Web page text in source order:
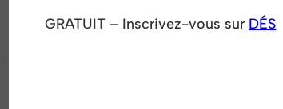
GRATUIT – Inscrivez-vous sur DÉS